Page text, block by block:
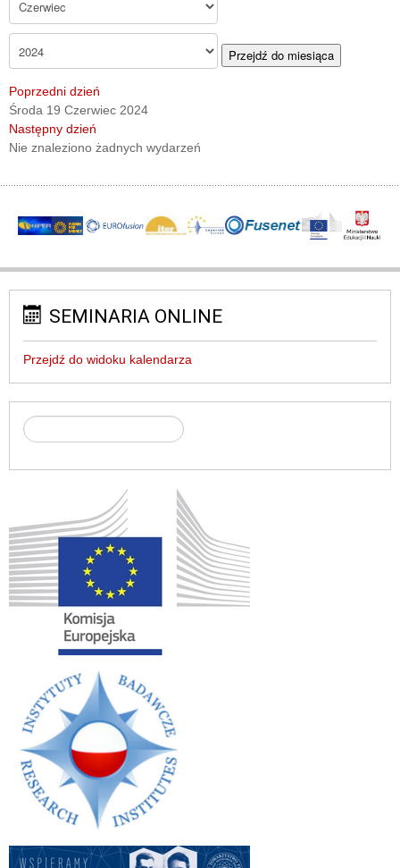
Przejdź do miesiąca
Poprzedni dzień
Środa 19 Czerwiec 2024
Następny dzień
Nie znaleziono żadnych wydarzeń
SEMINARIA ONLINE
Przejdź do widoku kalendarza